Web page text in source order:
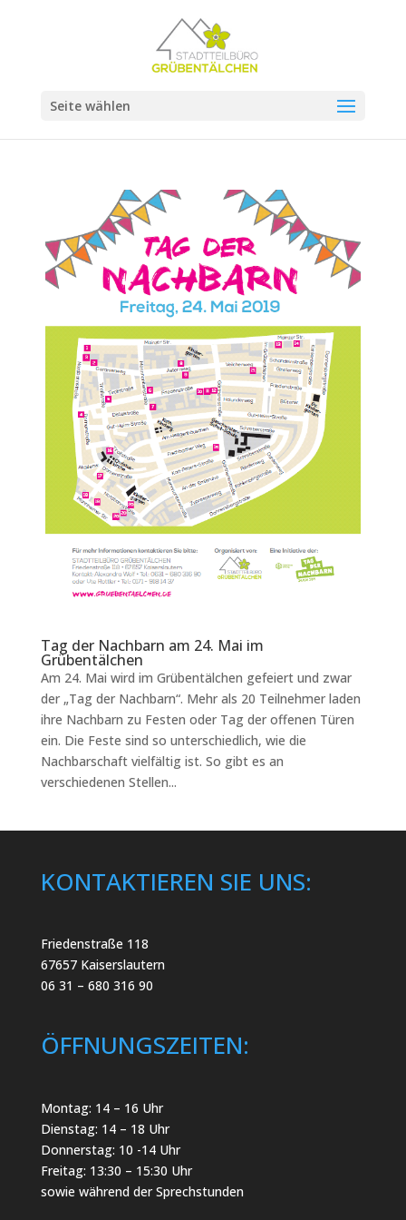
Seite wählen
Tag der Nachbarn am 24. Mai im
Grübentälchen
Am 24. Mai wird im Grübentälchen gefeiert und zwar
der „Tag der Nachbarn“. Mehr als 20 Teilnehmer laden
ihre Nachbarn zu Festen oder Tag der offenen Türen
ein. Die Feste sind so unterschiedlich, wie die
Nachbarschaft vielfältig ist. So gibt es an
verschiedenen Stellen...
KONTAKTIEREN SIE UNS:
Friedenstraße 118
67657 Kaiserslautern
06 31 – 680 316 90
ÖFFNUNGSZEITEN:
Montag: 14 – 16 Uhr
Dienstag: 14 – 18 Uhr
Donnerstag: 10 -14 Uhr
Freitag: 13:30 – 15:30 Uhr
sowie während der Sprechstunden